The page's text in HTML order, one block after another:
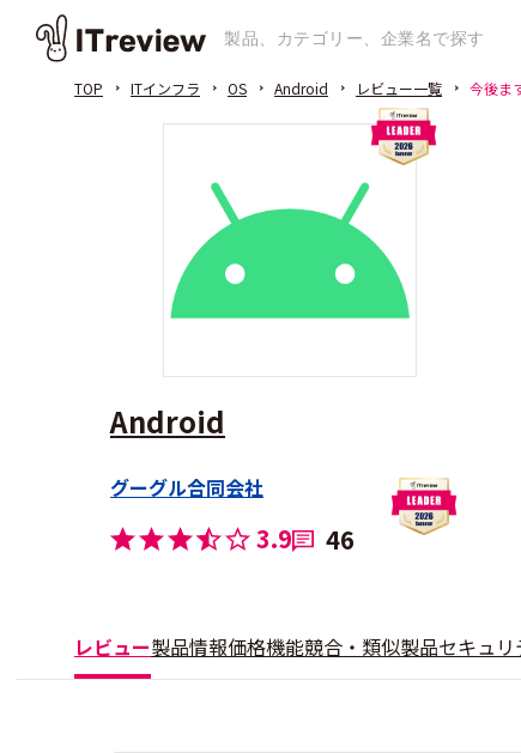
TOP ITインフラ OS Android レビュー一覧 今後ま
Android
グーグル合同会社
3.9 46
レビュー製品情報価格機能競合・類似製品セキュリ